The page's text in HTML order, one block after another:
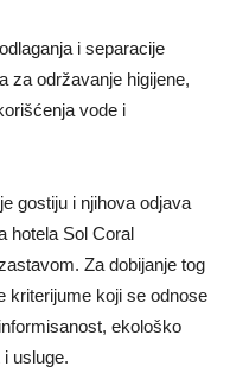
i separacije
za održavanje higijene,
vode i
gostiju i njihova odjava
hotela Sol Coral
Za dobijanje tog
kriterijume koji se odnose
ekološko
usluge.